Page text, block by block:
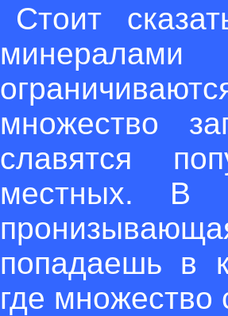
Стоит
множество
славятся
местных. В
попадаешь в
где множество